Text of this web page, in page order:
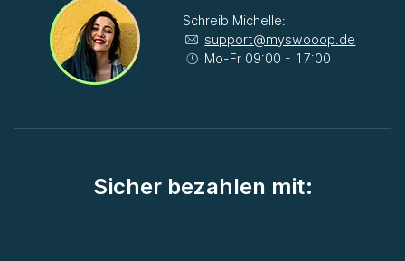
Schreib Michelle:
support@myswooop.de
Mo-Fr 09:00 - 17:00
Sicher bezahlen mit: